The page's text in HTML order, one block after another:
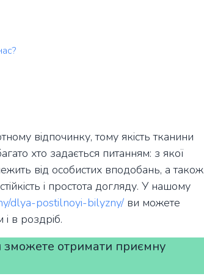
відпочинку, тому якість тканини
хто задається питанням: з якої
від особистих вподобань, а також
і простота догляду. У нашому
dlya-postilnoyi-bilyzny/ ви можете
в роздріб.
отримати приємну